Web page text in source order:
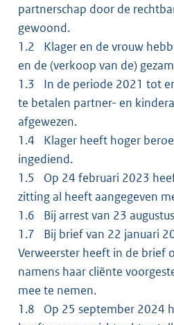
partnerschap door de
gewoond.
1.2 Klager en de vrouw
en de (verkoop van de)
1.3 In de periode 2021 tot
te betalen partner- en
afgewezen.
1.4 Klager heeft hoger
ingediend.
1.5 Op 24 februari 2023
zitting al heeft aangegeven
1.6 Bij arrest van 23
1.7 Bij brief van 22 januari
Verweerster heeft in de brief
namens haar cliënte
mee te nemen.
1.8 Op 25 september 2024